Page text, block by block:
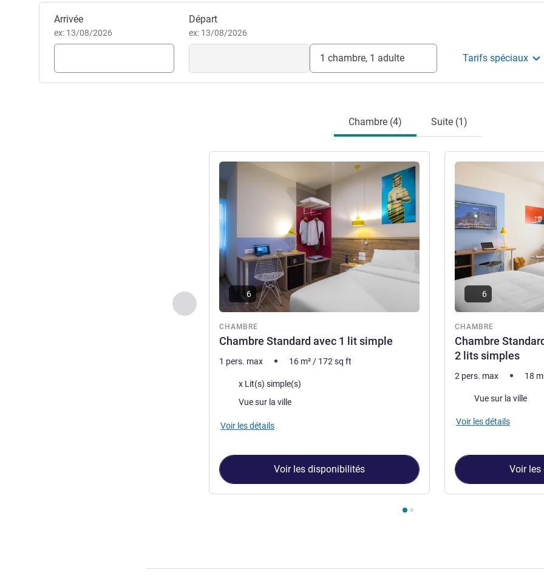
Réserver cet hôtel
Arrivée
ex: 13/08/2026
Départ
ex: 13/08/2026
1 chambre, 1 adulte Tarifs spéciaux
Chambre (4) Suite (1)
Précédent - Chambre
CHAMBRE
Chambre Standard avec 1 lit simple
Voir les détails
6
1 pers. max 16 m² / 172 sq ft
Literiex Lit(s) simple(s)
Vues :Vue sur la ville
Voir les détails
Voir les disponibilités
CHAMBRE
Chambre
2 lits simples
Voir les détails
6
2 pers. max 18
Vues :Vue sur la ville
Voir les détails
Voir